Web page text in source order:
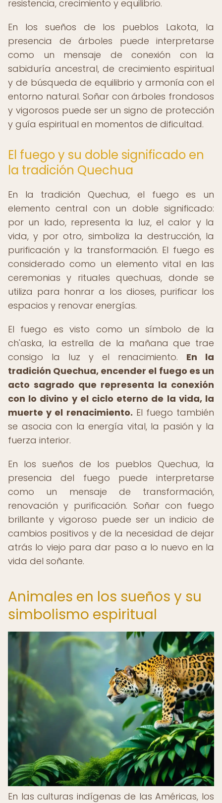
resistencia, crecimiento y equilibrio.
En los sueños de los pueblos Lakota, la
presencia de árboles puede interpretarse
como un mensaje de conexión con la
sabiduría ancestral, de crecimiento espiritual
y de búsqueda de equilibrio y armonía con el
entorno natural. Soñar con árboles frondosos
y vigorosos puede ser un signo de protección
y guía espiritual en momentos de dificultad.
El fuego y su doble significado en
la tradición Quechua
En la tradición Quechua, el fuego es un
elemento central con un doble significado:
por un lado, representa la luz, el calor y la
vida, y por otro, simboliza la destrucción, la
purificación y la transformación. El fuego es
considerado como un elemento vital en las
ceremonias y rituales quechuas, donde se
utiliza para honrar a los dioses, purificar los
espacios y renovar energías.
El fuego es visto como un símbolo de la
ch'aska, la estrella de la mañana que trae
consigo la luz y el renacimiento. En la
tradición Quechua, encender el fuego es un
acto sagrado que representa la conexión
con lo divino y el ciclo eterno de la vida, la
muerte y el renacimiento. El fuego también
se asocia con la energía vital, la pasión y la
fuerza interior.
En los sueños de los pueblos Quechua, la
presencia del fuego puede interpretarse
como un mensaje de transformación,
renovación y purificación. Soñar con fuego
brillante y vigoroso puede ser un indicio de
cambios positivos y de la necesidad de dejar
atrás lo viejo para dar paso a lo nuevo en la
vida del soñante.
Animales en los sueños y su
simbolismo espiritual
En las culturas indígenas de las Américas, los